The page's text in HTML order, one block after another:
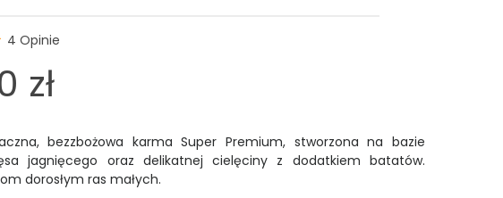
4 Opinie
zł
bezzbożowa karma Super Premium, stworzona na bazie
jagnięcego oraz delikatnej cielęciny z dodatkiem batatów.
dorosłym ras małych.